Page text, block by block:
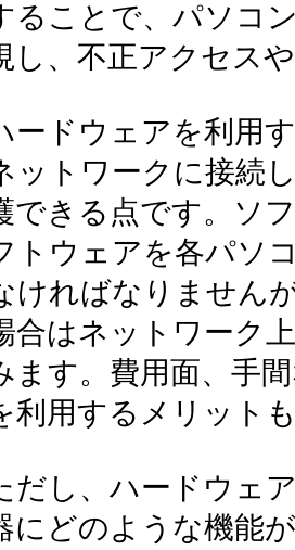
ることで、パソコ
し、不正アクセス
ドウェアを利用
ットワークに接続
できる点です。ソ
トウェアを各パソ
ければなりません
合はネットワーク
ます。費用面、手
利用するメリット
し、ハードウェ
にどのような機能